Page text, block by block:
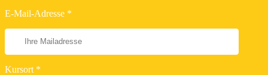
E-Mail-Adresse *
Kursort *